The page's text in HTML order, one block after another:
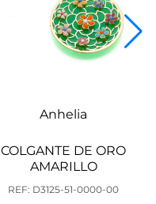
Anhelia
COLGANTE DE ORO
AMARILLO
REF: D3125-51-0000-00